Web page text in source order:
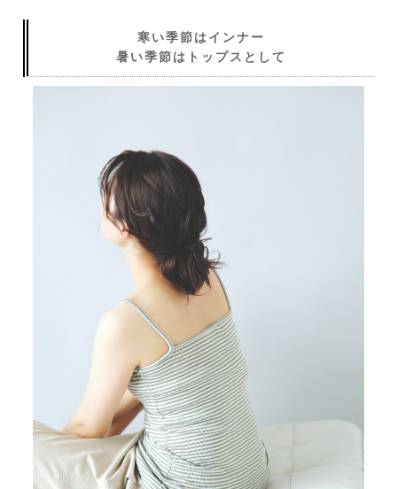
寒い季節はインナー
暑い季節はトップスとして